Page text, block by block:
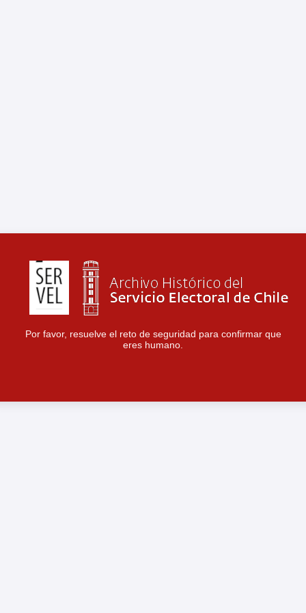
Por favor, resuelve el reto de seguridad para confirmar que
eres humano.